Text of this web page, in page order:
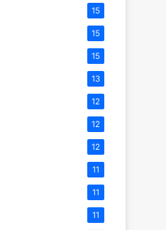
15
15
15
13
12
12
12
11
11
11